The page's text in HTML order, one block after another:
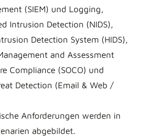
(SIEM) und Logging,
Intrusion Detection (NIDS),
Detection System (HIDS),
and Assessment
Compliance (SOCO) und
Detection (Email & Web /
Anforderungen werden in
abgebildet.